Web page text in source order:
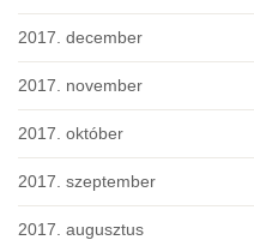
2017. december
2017. november
2017. október
2017. szeptember
2017. augusztus